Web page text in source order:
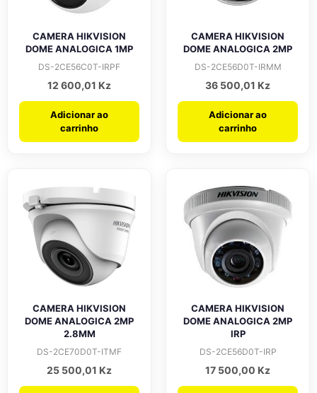
CAMERA HIKVISION
DOME ANALOGICA 1MP
DS-2CE56C0T-IRPF
12 600,01 Kz
Adicionar ao
carrinho
CAMERA HIKVISION
DOME ANALOGICA 2MP
DS-2CE56D0T-IRMM
36 500,01 Kz
Adicionar ao
carrinho
CAMERA HIKVISION
DOME ANALOGICA 2MP
2.8MM
DS-2CE70D0T-ITMF
25 500,01 Kz
CAMERA HIKVISION
DOME ANALOGICA 2MP
IRP
DS-2CE56D0T-IRP
17 500,00 Kz